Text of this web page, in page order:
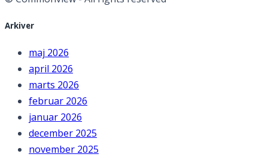
Arkiver
maj 2026
april 2026
marts 2026
februar 2026
januar 2026
december 2025
november 2025